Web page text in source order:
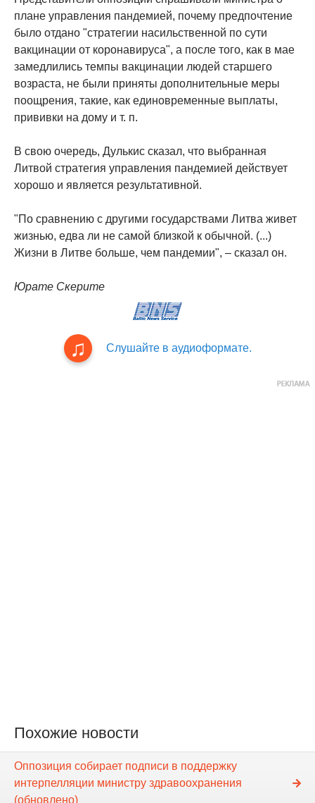
плане управления пандемией, почему предпочтение
было отдано "стратегии насильственной по сути
вакцинации от коронавируса", а после того, как в мае
замедлились темпы вакцинации людей старшего
возраста, не были приняты дополнительные меры
поощрения, такие, как единовременные выплаты,
прививки на дому и т. п.
В свою очередь, Дулькис сказал, что выбранная
Литвой стратегия управления пандемией действует
хорошо и является результативной.
"По сравнению с другими государствами Литва живет
жизнью, едва ли не самой близкой к обычной. (...)
Жизни в Литве больше, чем пандемии", – сказал он.
Юрате Скерите
Слушайте в аудиоформате.
Похожие новости
Оппозиция собирает подписи в поддержку
интерпелляции министру здравоохранения
(обновлено)